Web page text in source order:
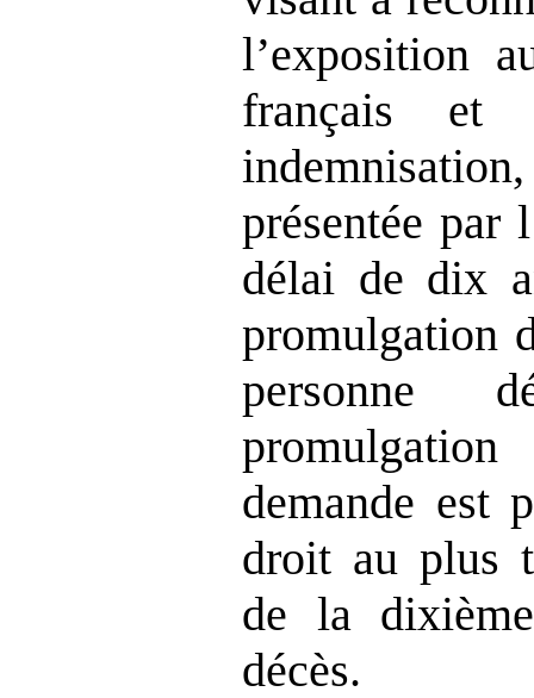
l’exposition
français et
présentée par
délai de dix
promulgation
personne
demande est
droit au plus
de la
décès.